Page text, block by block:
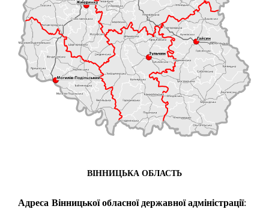
ВІННИЦЬКА ОБЛАСТЬ
Адреса Вінницької обласної державної адміністрації: